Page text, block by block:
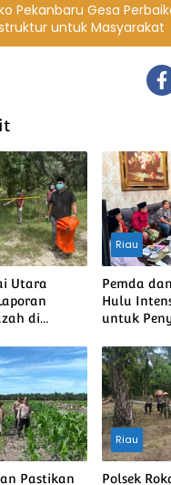
Pekanbaru Gesa
untuk Masyarakat
Utara
di
Riau
Pemda
Hulu
untuk
Pohon
Program
Pastikan
Riau
Polsek